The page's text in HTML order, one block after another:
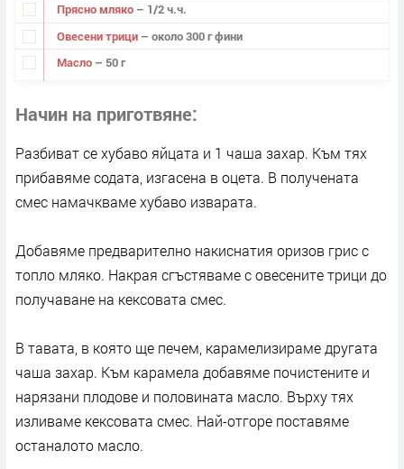
Прясно мляко – 1/2 ч.ч.
Овесени трици – около 300 г фини
Масло – 50 г
Начин на приготвяне
Разбиват се хубаво яйцата и 1 чаша захар. Към тях
прибавяме содата, изгасена в оцета. В получената
смес намачкваме хубаво изварата.
Добавяме предварително накиснатия оризов грис с
топло мляко. Накрая сгъстяваме с овесените трици до
получаване на кексовата смес.
В тавата, в която ще печем, карамелизираме другата
чаша захар. Към карамела добавяме почистените и
нарязани плодове и половината масло. Върху тях
изливаме кексовата смес. Най-отгоре поставяме
останалото масло.